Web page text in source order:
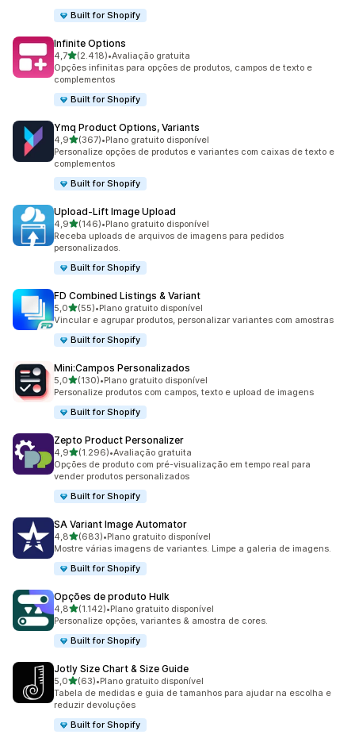
Built for Shopify
Infinite Options
4,7de 5 estrelas
(2.418)
2418 avaliações ao todo
•Avaliação gratuita
Opções infinitas para opções de produtos, campos de texto e
complementos
Built for Shopify
Ymq Product Options, Variants
4,9de 5 estrelas
(367)
367 avaliações ao todo
•Plano gratuito disponível
Personalize opções de produtos e variantes com caixas de texto e
complementos
Built for Shopify
Upload‑Lift Image Upload
4,9de 5 estrelas
(146)
146 avaliações ao todo
•Plano gratuito disponível
Receba uploads de arquivos de imagens para pedidos
personalizados.
Built for Shopify
FD Combined Listings & Variant
5,0de 5 estrelas
(55)
55 avaliações ao todo
•Plano gratuito disponível
Vincular e agrupar produtos, personalizar variantes com amostras
Built for Shopify
Mini:Campos Personalizados
5,0de 5 estrelas
(130)
130 avaliações ao todo
•Plano gratuito disponível
Personalize produtos com campos, texto e upload de imagens
Built for Shopify
Zepto Product Personalizer
4,9de 5 estrelas
(1.296)
1296 avaliações ao todo
•Avaliação gratuita
Opções de produto com pré-visualização em tempo real para
vender produtos personalizados
Built for Shopify
SA Variant Image Automator
4,8de 5 estrelas
(683)
683 avaliações ao todo
•Plano gratuito disponível
Mostre várias imagens de variantes. Limpe a galeria de imagens.
Built for Shopify
Opções de produto Hulk
4,8de 5 estrelas
(1.142)
1142 avaliações ao todo
•Plano gratuito disponível
Personalize opções, variantes & amostra de cores.
Built for Shopify
Jotly Size Chart & Size Guide
5,0de 5 estrelas
(63)
63 avaliações ao todo
•Plano gratuito disponível
Tabela de medidas e guia de tamanhos para ajudar na escolha e
reduzir devoluções
Built for Shopify